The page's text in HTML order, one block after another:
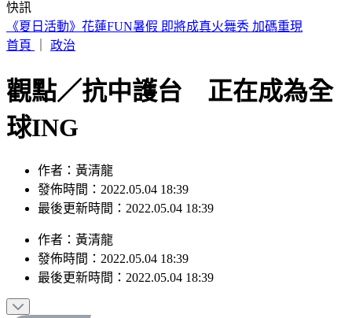
快訊
盲眼龍婆2026年5預言中2個？剩3大預言其1波及台灣
首頁
政治
觀點／抗中護台 正在成為全
球ING
作者：黃清龍
發佈時間：2022.05.04 18:39
最後更新時間：2022.05.04 18:39
作者 ： 黃清龍
發佈時間： 2022.05.04 18:39
最後更新時間： 2022.05.04 18:39